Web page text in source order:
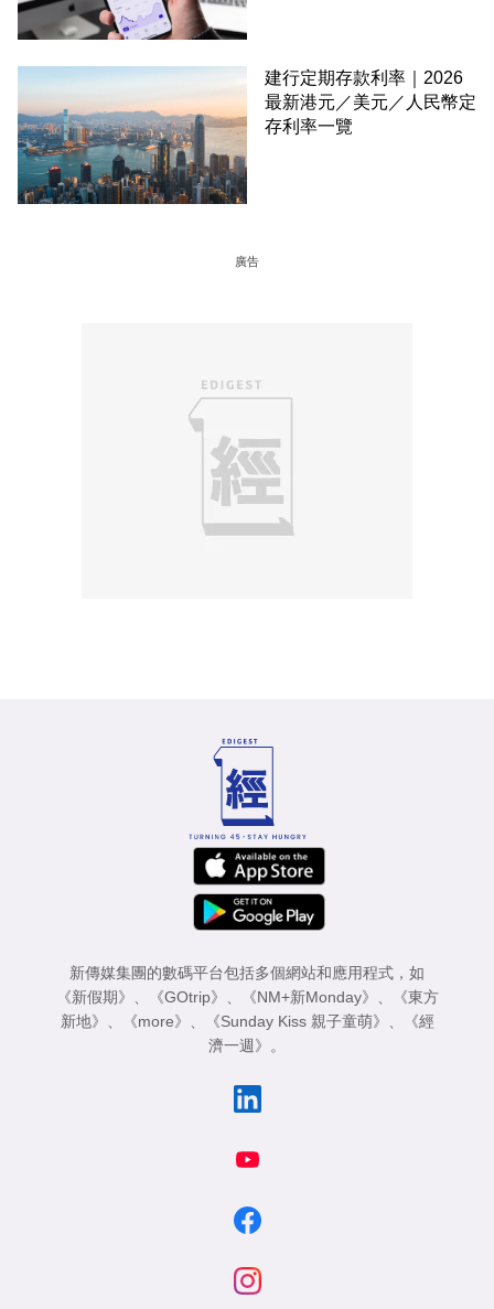
建行定期存款利率｜2026
最新港元／美元／人民幣定
存利率一覽
廣告
新傳媒集團的數碼平台包括多個網站和應用程式，如
《新假期》
《GOtrip》 《NM+新Monday》
《東方
新地》
《more》 《Sunday Kiss 親子童萌》
《經
濟一週》
。